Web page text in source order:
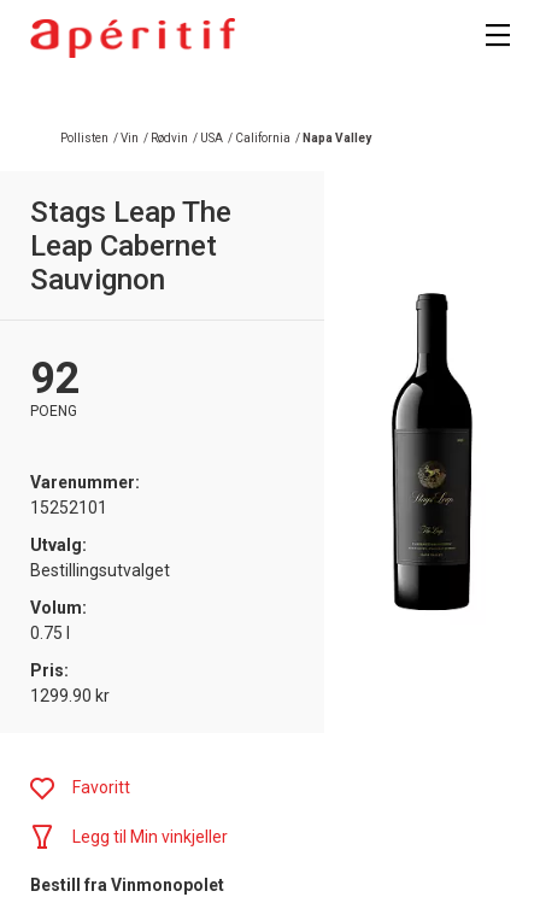
Pollisten /Vin / Rødvin / USA / California / Napa Valley
Stags Leap The
Leap Cabernet
Sauvignon
92
POENG
Varenummer:
15252101
Utvalg:
Bestillingsutvalget
Volum:
0.75 l
Pris:
1299.90 kr
Favoritt
Legg til Min vinkjeller
Bestill fra Vinmonopolet